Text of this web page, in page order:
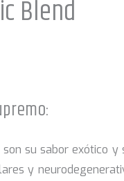
Blend
son su sabor exótico
y